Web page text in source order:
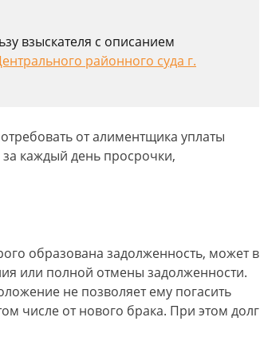
взыскателя с описанием
районного суда г.
от алиментщика уплаты
каждый день просрочки,
образована задолженность, может в
или полной отмены задолженности.
не позволяет ему погасить
числе от нового брака. При этом долг